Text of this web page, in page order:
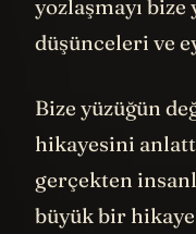
yozlaşmayı
düşünceleri ve
Bize yüzüğün
hikayesini
gerçekten